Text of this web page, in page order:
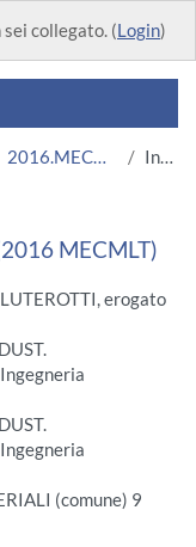
sei collegato. (Login)
2016.MECMLT.A000128_A-L-7713 Introduzione
MECMLT)
erogato
(comune) 9